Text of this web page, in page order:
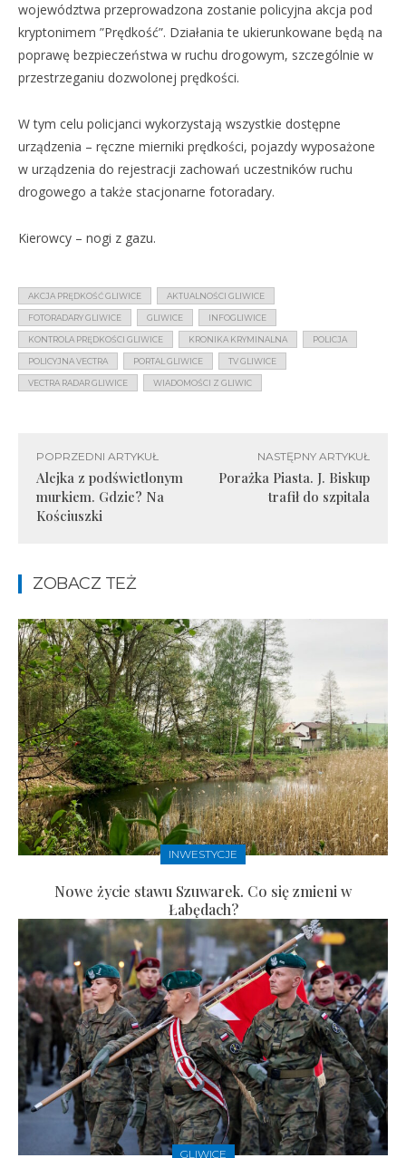
województwa przeprowadzona zostanie policyjna akcja pod
kryptonimem ”Prędkość”. Działania te ukierunkowane będą na
poprawę bezpieczeństwa w ruchu drogowym, szczególnie w
przestrzeganiu dozwolonej prędkości.
W tym celu policjanci wykorzystają wszystkie dostępne
urządzenia – ręczne mierniki prędkości, pojazdy wyposażone
w urządzenia do rejestracji zachowań uczestników ruchu
drogowego a także stacjonarne fotoradary.
Kierowcy – nogi z gazu.
AKCJA PRĘDKOŚĆ GLIWICE AKTUALNOŚCI GLIWICE
FOTORADARY GLIWICE GLIWICE INFOGLIWICE
KONTROLA PRĘDKOŚCI GLIWICE KRONIKA KRYMINALNA POLICJA
POLICYJNA VECTRA PORTAL GLIWICE TV GLIWICE
VECTRA RADAR GLIWICE WIADOMOŚCI Z GLIWIC
POPRZEDNI ARTYKUŁ
Alejka z podświetlonym
murkiem. Gdzie? Na
Kościuszki
NASTĘPNY ARTYKUŁ
Porażka Piasta. J. Biskup
trafił do szpitala
ZOBACZ TEŻ
INWESTYCJE
Nowe życie stawu Szuwarek. Co się zmieni w
Łabędach?
GLIWICE